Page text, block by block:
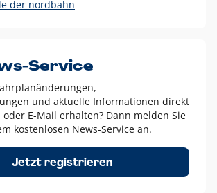
Varianten dürfen nur in Ausnahmefällen
sind zum Beispiel:
auf Fotohintergründen,
für reine Schwarz-Weiß-Umsetzungen
muss ein Schutzraum von jeweils einer
N aus AKN in alle Richtungen
der nordbahn
Service
und aktuelle Informationen direkt
E-Mail erhalten? Dann melden Sie
kostenlosen News-Service an.
Jetzt registrieren